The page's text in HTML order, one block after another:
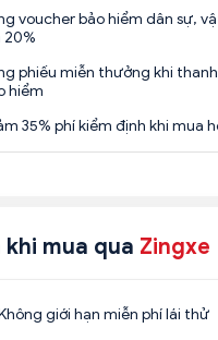
voucher bảo hiểm dân sự,
20%
phiếu miễn thưởng khi
hiểm
35% phí kiểm định khi mua
khi mua qua Zingxe
giới hạn miễn phí lái thử